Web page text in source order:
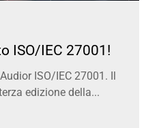
ISO/IEC 27001!
ISO/IEC 27001. Il
edizione della...